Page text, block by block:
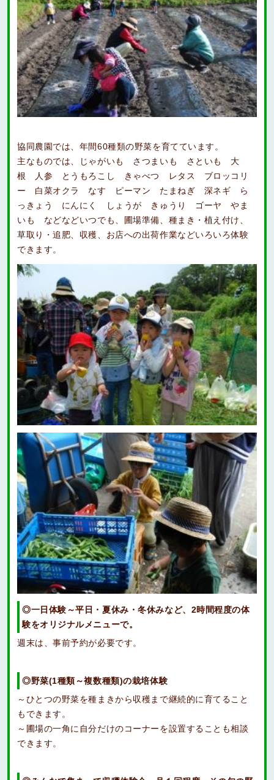
協同農園では、年間60種類の野菜を育てています。
主なものでは、じゃがいも さつまいも さといも 大
根 人参 とうもろこし きゃべつ レタス ブロッコリ
ー 白菜オクラ なす ピーマン たまねぎ 深ネギ ら
っきょう にんにく しょうが きゅうり ゴーヤ やま
いも などなどいつでも、圃場準備、種まき・植え付け、
草取り・追肥、収穫、お店への出荷作業などいろいろ体験
できます。
◎一日体験～平日・夏休み・冬休みなど、2時間程度の体
験をオリジナルメニューで。
週末は、事前予約が必要です。
◎野菜(1種類～複数種類)の栽培体験
～ひとつの野菜を種まきから収穫まで継続的に育てること
もできます。
～圃場の一角に自分だけのコーナーを設置することも相談
できます。